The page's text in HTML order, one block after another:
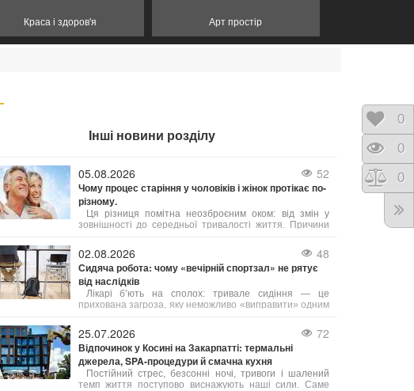
Краса і здоров'я Арт простір
Інші новини розділу
05.08.2026 52
Чому процес старіння у чоловіків і жінок протікає по-
різному.
Ця різниця помітна неозброєним оком: від змін у
зовнішності до середньої тривалості життя. Причини
фоні та навіть у звичках, які суспільство століттями
культивувало у представників обох статей. Давайте
розглянемо, чому це так, і що з цього можна взяти на
замітку.
02.08.2026 48
Сидяча робота: чому «вечірній спортзал» не рятує
від наслідків
Лікарі б’ють на сполох: тривале сидіння — це
прихована загроза, яку неможливо «виправити» одним
ледар» — це людина, яка тренується годину, але
решту 23 години проводить без руху.
25.07.2026 72
Відпочинок у Косині на Закарпатті: термальні
джерела, SPA-процедури й смачна кухня
Постійний стрес, безсонні ночі, тривоги і шалений
темп життя поступово виснажують наші сили. Саме
0
0
0